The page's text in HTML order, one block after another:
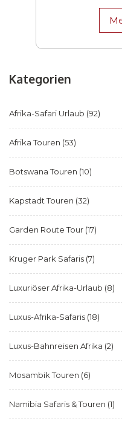
lokale
Kategorien
Afrika-Safari Urlaub (92)
Afrika Touren (53)
Botswana Touren (10)
Kapstadt Touren (32)
Garden Route Tour (17)
Kruger Park Safaris (7)
Luxuriöser Afrika-Urlaub (8)
Luxus-Afrika-Safaris (18)
Luxus-Bahnreisen Afrika (2)
Mosambik Touren (6)
Namibia Safaris & Touren (1)